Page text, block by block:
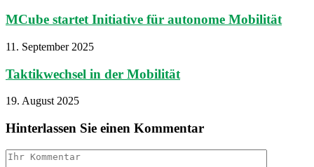
MCube startet Initiative für autonome Mobilität
11. September 2025
Taktikwechsel in der Mobilität
19. August 2025
Hinterlassen Sie einen Kommentar